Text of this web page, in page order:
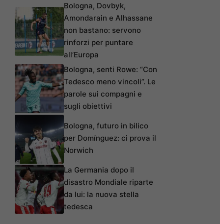
Bologna, Dovbyk,
Amondarain e Alhassane
non bastano: servono
rinforzi per puntare
all’Europa
Bologna, senti Rowe: “Con
Tedesco meno vincoli”. Le
parole sui compagni e
sugli obiettivi
Bologna, futuro in bilico
per Domínguez: ci prova il
Norwich
La Germania dopo il
disastro Mondiale riparte
da lui: la nuova stella
tedesca